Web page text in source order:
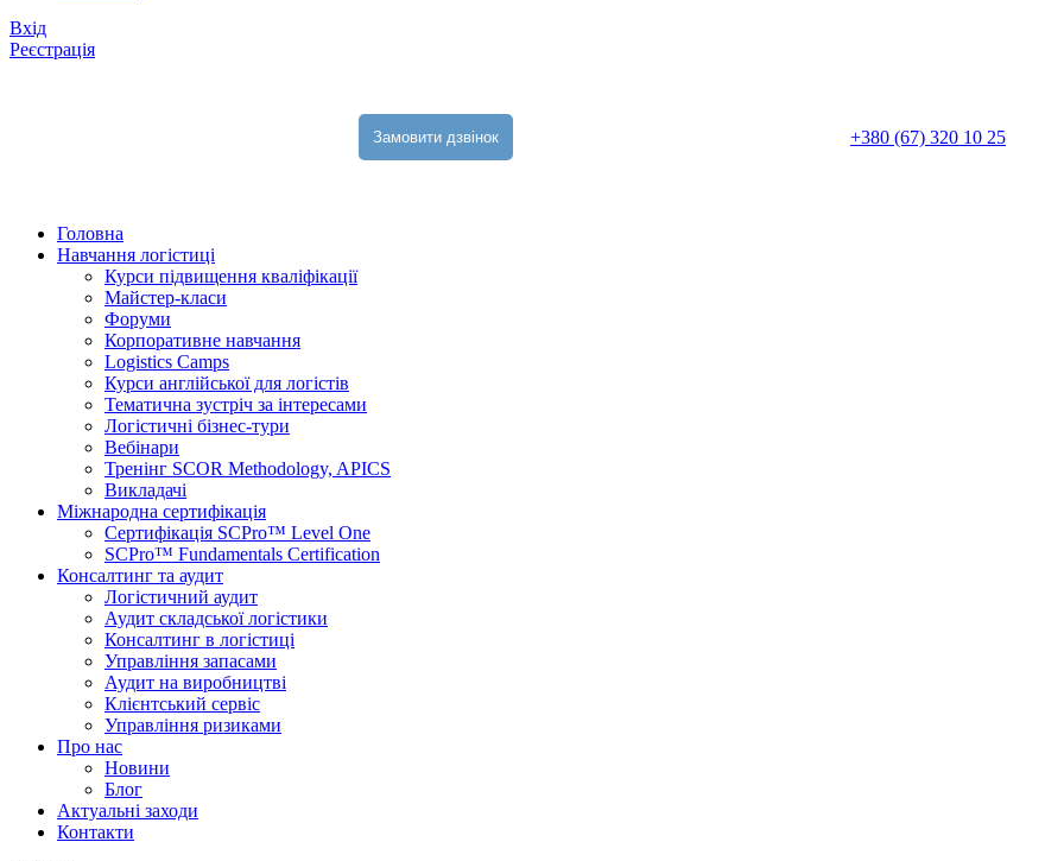
Вхiд
Реєстрація
Замовити дзвінок +380 (67) 320 10 25
Головна
Навчання логістиці
Курси підвищення кваліфікації
Майстер-класи
Форуми
Корпоративне навчання
Logistics Camps
Курси англійської для логістів
Тематична зустріч за інтересами
Логістичні бізнес-тури
Вебінари
Тренінг SCOR Methodology, APICS
Викладачі
Міжнародна сертифікація
Сертифікація SCPro™ Level One
SCPro™ Fundamentals Certification
Консалтинг та аудит
Логістичний аудит
Аудит складської логістики
Консалтинг в логістиці
Управління запасами
Аудит на виробництві
Клієнтський сервіс
Управління ризиками
Про нас
Новини
Блог
Актуальні заходи
Контакти